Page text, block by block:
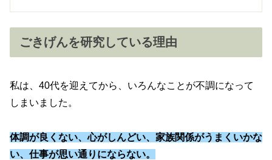
ごきげんを研究している理由
私は、40代を迎えてから、いろんなことが不調になって
しまいました。
体調が良くない、心がしんどい、家族関係がうまくいかな
い、仕事が思い通りにならない。